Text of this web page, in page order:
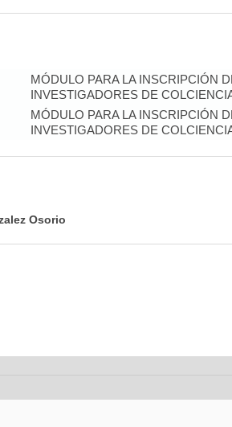
MÓDULO PARA LA INSCRIPCIÓN
INVESTIGADORES DE
MÓDULO PARA LA INSCRIPCIÓN
INVESTIGADORES DE
Osorio